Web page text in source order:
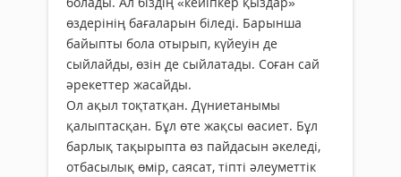
өздерінің бағаларын біледі. Барынша
байыпты бола отырып, күйеуін де
сыйлайды, өзін де сыйлатады. Соған сай
әрекеттер жасайды.
Ол ақыл тоқтатқан. Дүниетанымы
қалыптасқан. Бұл өте жақсы өасиет. Бұл
барлық тақырыпта өз пайдасын әкеледі,
отбасылық өмір, саясат, тіпті әлеуметтік